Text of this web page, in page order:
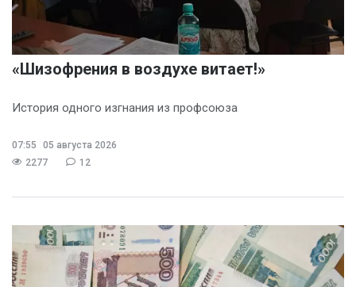
«Шизофрения в воздухе витает!»
История одного изгнания из профсоюза
07:55
05 августа 2026
2277
12